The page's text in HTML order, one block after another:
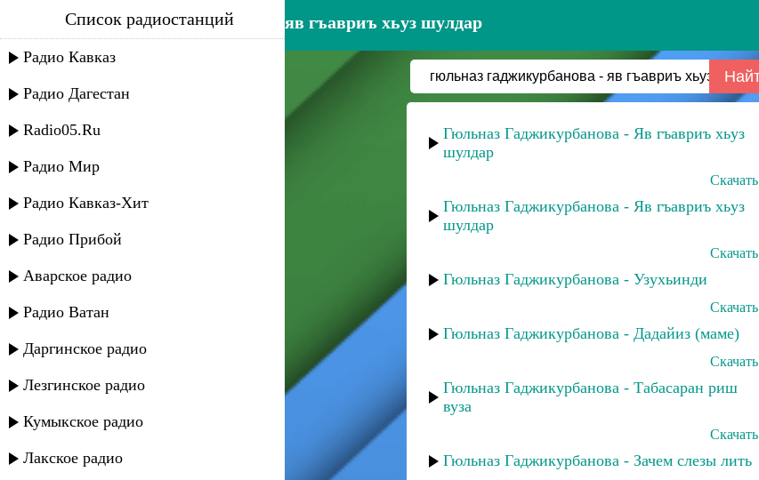
гюльназ гаджикурбанова - яв гъавриъ хьуз шулдар
Список радиостанций
Радио Кавказ
Радио Дагестан
Radio05.Ru
Радио Мир
Радио Кавказ-Хит
Радио Прибой
Аварское радио
Радио Ватан
Даргинское радио
Лезгинское радио
Кумыкское радио
Лакское радио
Гюльназ Гаджикурбанова - Яв гъавриъ хьуз
шулдар
Скачать
Гюльназ Гаджикурбанова - Яв гъавриъ хьуз
шулдар
Скачать
Гюльназ Гаджикурбанова - Узухьинди
Скачать
Гюльназ Гаджикурбанова - Дадайиз (маме)
Скачать
Гюльназ Гаджикурбанова - Табасаран риш
вуза
Скачать
Гюльназ Гаджикурбанова - Зачем слезы лить